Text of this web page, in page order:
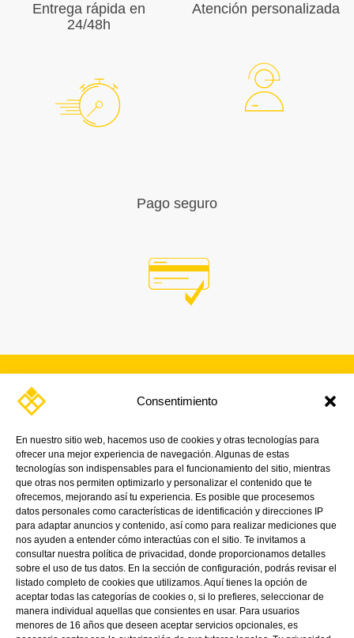
Consentimiento
En nuestro sitio web, hacemos uso de cookies y otras tecnologías para
ofrecer una mejor experiencia de navegación. Algunas de estas
tecnologías son indispensables para el funcionamiento del sitio, mientras
que otras nos permiten optimizarlo y personalizar el contenido que te
ofrecemos, mejorando así tu experiencia. Es posible que procesemos
datos personales como características de identificación y direcciones IP
para adaptar anuncios y contenido, así como para realizar mediciones que
nos ayuden a entender cómo interactúas con el sitio. Te invitamos a
consultar nuestra política de privacidad, donde proporcionamos detalles
sobre el uso de tus datos. En la sección de configuración, podrás revisar el
listado completo de cookies que utilizamos. Aquí tienes la opción de
aceptar todas las categorías de cookies o, si lo prefieres, seleccionar de
manera individual aquellas que consientes en usar. Para usuarios
menores de 16 años que deseen aceptar servicios opcionales, es
Entrega rápida en
24/48h
Atención personalizada
Pago seguro
SUSCRÍBETE A NUESTRA
¡Y mantente al día con nuestras noticias,
promociones y próximos eventos.